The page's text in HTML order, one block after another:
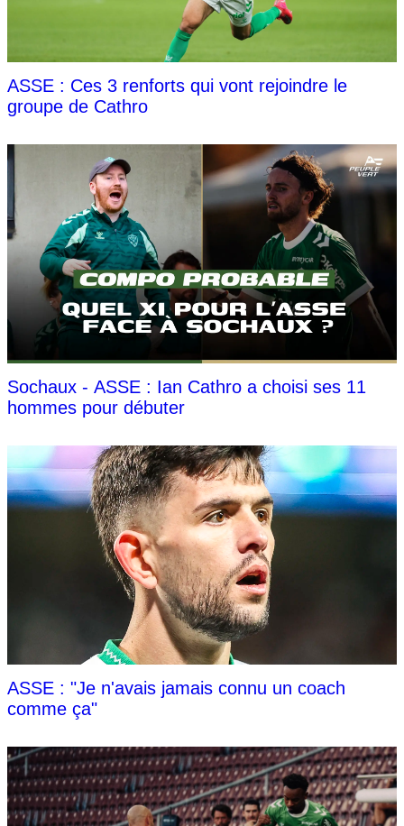
ASSE : Ces 3 renforts qui vont rejoindre le
groupe de Cathro
Sochaux - ASSE : Ian Cathro a choisi ses 11
hommes pour débuter
ASSE : "Je n'avais jamais connu un coach
comme ça"